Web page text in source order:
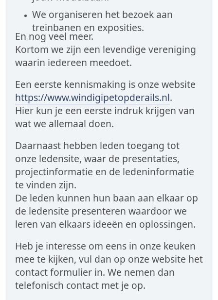
We organiseren het bezoek aan
treinbanen en exposities.
En nog veel meer.
Kortom we zijn een levendige vereniging
waarin iedereen meedoet.
Een eerste kennismaking is onze website
https://www.windigipetopderails.nl.
Hier kun je een eerste indruk krijgen van
wat we allemaal doen.
Daarnaast hebben leden toegang tot
onze ledensite, waar de presentaties,
projectinformatie en de ledeninformatie
te vinden zijn.
De leden kunnen hun baan aan elkaar op
de ledensite presenteren waardoor we
leren van elkaars ideeën en oplossingen.
Heb je interesse om eens in onze keuken
mee te kijken, vul dan op onze website het
contact formulier in. We nemen dan
telefonisch contact met je op.